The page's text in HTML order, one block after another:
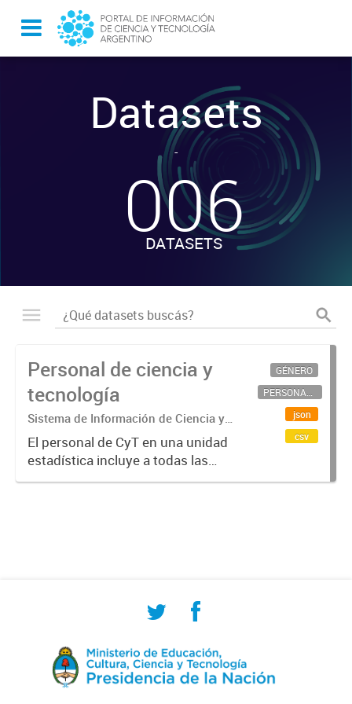
Datasets
-
006
DATASETS
Personal de ciencia y
tecnología
Sistema de Información de Ciencia y
Tecnología Argentino (SICYTAR)
El personal de CyT en una unidad
estadística incluye a todas las
personas involucradas
GÉNERO
PERSONAL CIENTÍFICO-TECNOLÓGICO
json
csv